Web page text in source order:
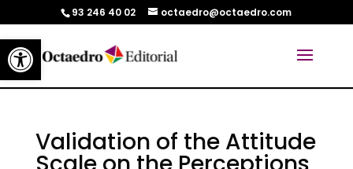
Abrir barra de herramientas
93 246 40 02 octaedro@octaedro.com
Validation of the Attitude